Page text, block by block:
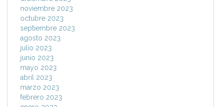
noviembre 2023
octubre 2023
septiembre 2023
agosto 2023
julio 2023
junio 2023
mayo 2023
abril 2023
marzo 2023
febrero 2023